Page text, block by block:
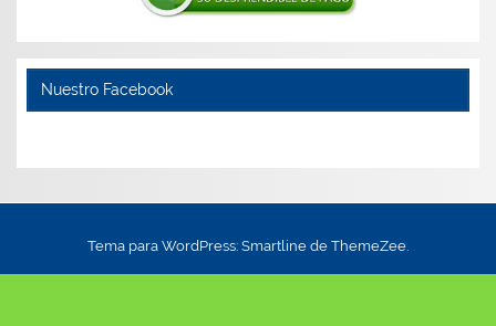
Nuestro Facebook
Tema para WordPress: Smartline de ThemeZee.